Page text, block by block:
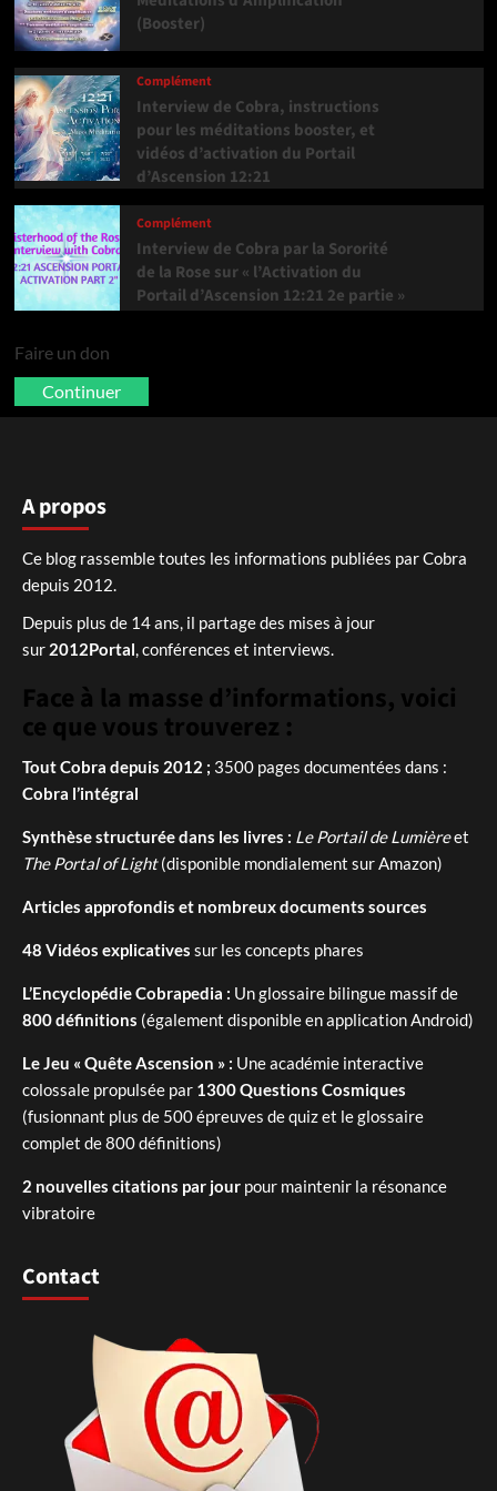
(Booster)
Complément
Interview de Cobra, instructions
pour les méditations booster, et
vidéos d’activation du Portail
d’Ascension 12:21
Complément
Interview de Cobra par la Sororité
de la Rose sur « l’Activation du
Portail d’Ascension 12:21 2e partie »
Faire un don
Continuer
A propos
Ce blog rassemble toutes les informations publiées par Cobra
depuis 2012.
Depuis plus de 14 ans, il partage des mises à jour
sur 2012Portal, conférences et interviews.
Face à la masse d’informations, voici
ce que vous trouverez :
Tout Cobra depuis 2012 ; 3500 pages documentées dans :
Cobra l’intégral
Synthèse structurée dans les livres : Le Portail de Lumièreet
The Portal of Light(disponible mondialement sur Amazon)
Articles approfondis et nombreux documents sources
48 Vidéos explicatives sur les concepts phares
L’Encyclopédie Cobrapedia : Un glossaire bilingue massif de
800 définitions (également disponible en application Android)
Le Jeu « Quête Ascension » : Une académie interactive
colossale propulsée par 1300 Questions Cosmiques
(fusionnant plus de 500 épreuves de quiz et le glossaire
complet de 800 définitions)
2 nouvelles citations par jour pour maintenir la résonance
vibratoire
Contact